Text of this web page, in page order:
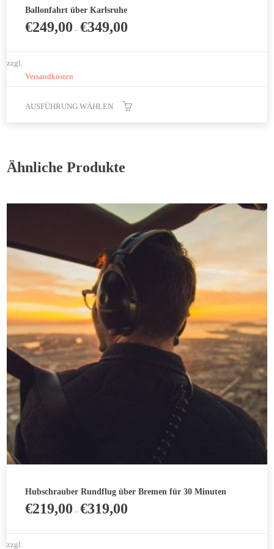
Ballonfahrt über Karlsruhe
€249,00 –€349,00
zzgl.
Versandkosten
AUSFÜHRUNG WÄHLEN
mehrere
der
Produktseite
werden
Ähnliche Produkte
Hubschrauber Rundflug über Bremen für 30 Minuten
€219,00 –€319,00
zzgl.